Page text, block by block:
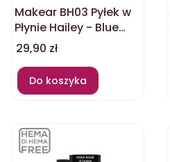
Makear BH03 Pyłek w
Płynie Hailey - Blue
5ml
Cena
29,90 zł
Do koszyka